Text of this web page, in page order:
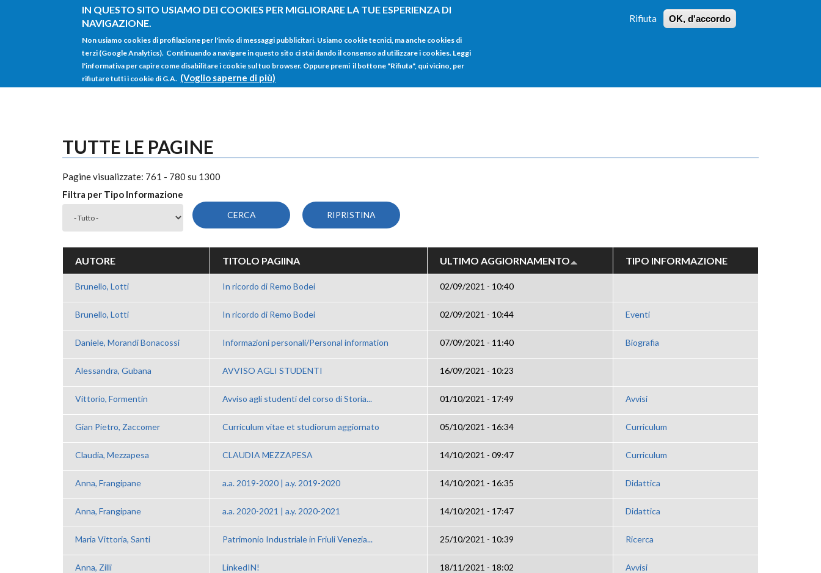
IN QUESTO SITO USIAMO DEI COOKIES PER MIGLIORARE LA TUE ESPERIENZA DI
NAVIGAZIONE.
Non usiamo cookies di profilazione per l'invio di messaggi pubblicitari. Usiamo cookie tecnici, ma anche cookies di
terzi (Google Analytics). Continuando a navigare in questo sito ci stai dando il consenso ad utilizzare i cookies. Leggi
l'informativa per capire come disabilitare i cookie sul tuo browser. Oppure premi il bottone "Rifiuta", qui vicino, per
rifiutare tutti i cookie di G.A. (Voglio saperne di più)
Rifiuta OK, d'accordo
Salta al contenuto principale
RICERCA
HOME
TUTTE LE PAGINE
Pagine visualizzate: 761 - 780 su 1300
Filtra per Tipo Informazione
AUTORE TITOLO PAGIINA ULTIMO AGGIORNAMENTO TIPO INFORMAZIONE
Brunello, Lotti In ricordo di Remo Bodei 02/09/2021 - 10:40
Brunello, Lotti In ricordo di Remo Bodei 02/09/2021 - 10:44 Eventi
Daniele, Morandi Bonacossi Informazioni personali/Personal information 07/09/2021 - 11:40 Biografia
Alessandra, Gubana AVVISO AGLI STUDENTI 16/09/2021 - 10:23
Vittorio, Formentin Avviso agli studenti del corso di Storia... 01/10/2021 - 17:49 Avvisi
Gian Pietro, Zaccomer Curriculum vitae et studiorum aggiornato 05/10/2021 - 16:34 Curriculum
Claudia, Mezzapesa CLAUDIA MEZZAPESA 14/10/2021 - 09:47 Curriculum
Anna, Frangipane a.a. 2019-2020 | a.y. 2019-2020 14/10/2021 - 16:35 Didattica
Anna, Frangipane a.a. 2020-2021 | a.y. 2020-2021 14/10/2021 - 17:47 Didattica
Maria Vittoria, Santi Patrimonio Industriale in Friuli Venezia... 25/10/2021 - 10:39 Ricerca
Anna, Zilli LinkedIN! 18/11/2021 - 18:02 Avvisi